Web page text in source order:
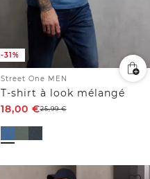
-31%
Street One MEN
T-shirt à look mélangé
18,00 €25,99€